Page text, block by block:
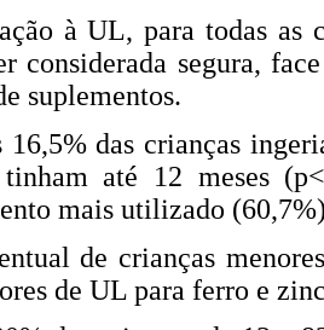
à UL, para todas as
considerada segura,
suplementos.
16,5% das crianças
tinham até 12 meses
mais utilizado
de crianças
de UL para ferro e